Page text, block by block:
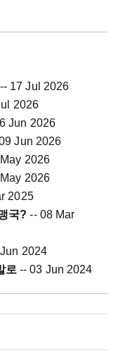
-- 17 Jul 2026
2026
Jun 2026
Jun 2026
2026
2026
2025
국?-- 08 Mar
2024
로 -- 03 Jun 2024